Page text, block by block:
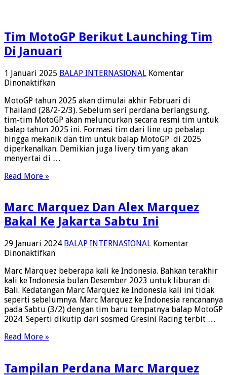
Tim MotoGP Berikut Launching Tim
Di Januari
1 Januari 2025 BALAP INTERNASIONAL Komentar
Dinonaktifkanpada
MotoGP
Berikut
Launching
Tim
Di
Januari
MotoGP tahun 2025 akan dimulai akhir Februari di
Thailand (28/2-2/3). Sebelum seri perdana berlangsung,
tim-tim MotoGP akan meluncurkan secara resmi tim untuk
balap tahun 2025 ini. Formasi tim dari line up pebalap
hingga mekanik dan tim untuk balap MotoGP di 2025
diperkenalkan. Demikian juga livery tim yang akan
menyertai di …
Read More »
Marc Marquez Dan Alex Marquez
Bakal Ke Jakarta Sabtu Ini
29 Januari 2024 BALAP INTERNASIONAL Komentar
Dinonaktifkanpada
Marquez
Dan
Alex
Marquez
Bakal
Ke
Marc Marquez beberapa kali ke Indonesia. Bahkan terakhir
kali ke Indonesia bulan Desember 2023 untuk liburan di
Bali. Kedatangan Marc Marquez ke Indonesia kali ini tidak
seperti sebelumnya. Marc Marquez ke Indonesia rencananya
pada Sabtu (3/2) dengan tim baru tempatnya balap MotoGP
2024. Seperti dikutip dari sosmed Gresini Racing terbit …
Read More »
Tampilan Perdana Marc Marquez